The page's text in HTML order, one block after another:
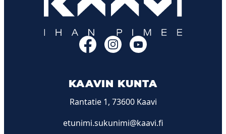
FacebookInstagram
KAAVIN KUNTA
Rantatie 1, 73600 Kaavi
etunimi.sukunimi@kaavi.fi